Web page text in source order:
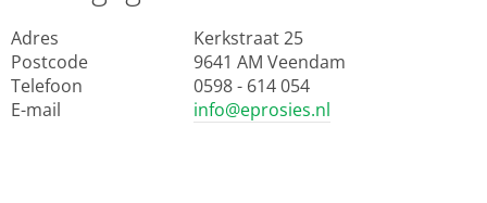
Adres
Kerkstraat 25
Postcode
9641 AM Veendam
Telefoon
0598 - 614 054
E-mail
info@eprosies.nl